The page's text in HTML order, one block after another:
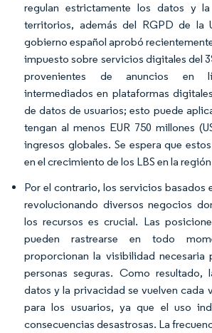
regulan estrictamente los datos y
territorios, además del RGPD de la
gobierno español aprobó
impuesto sobre servicios digitales del
provenientes de anuncios en
intermediados en plataformas
de datos de usuarios; esto puede
tengan al menos EUR 750 millones
ingresos globales. Se espera que
en el crecimiento de los LBS en la
Por el contrario, los servicios basados
revolucionando diversos negocios
los recursos es crucial. Las
pueden rastrearse en todo
proporcionan la visibilidad necesaria
personas seguras. Como resultado,
datos y la privacidad se vuelven cada
para los usuarios, ya que el uso
consecuencias desastrosas. La